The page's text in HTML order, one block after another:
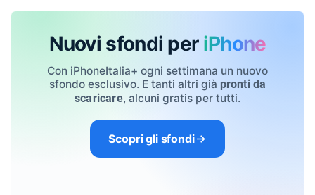
Nuovi sfondi per iPhone
Con iPhoneItalia+ ogni settimana un nuovo
sfondo esclusivo. E tanti altri già pronti da
scaricare, alcuni gratis per tutti.
Scopri gli sfondi